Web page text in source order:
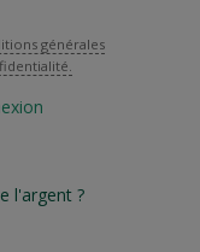
générales
l'argent ?